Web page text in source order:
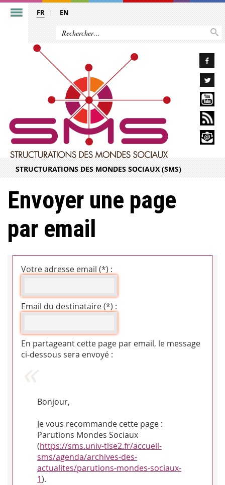
FR EN
STRUCTURATIONS DES MONDES SOCIAUX (SMS)
Envoyer une page
par email
Votre adresse email (*) :
Email du destinataire (*) :
En partageant cette page par email, le message
ci-dessous sera envoyé :
Bonjour,
Je vous recommande cette page :
Parutions Mondes Sociaux
(https://sms.univ-tlse2.fr/accueil-
sms/agenda/archives-des-
actualites/parutions-mondes-sociaux-
1).